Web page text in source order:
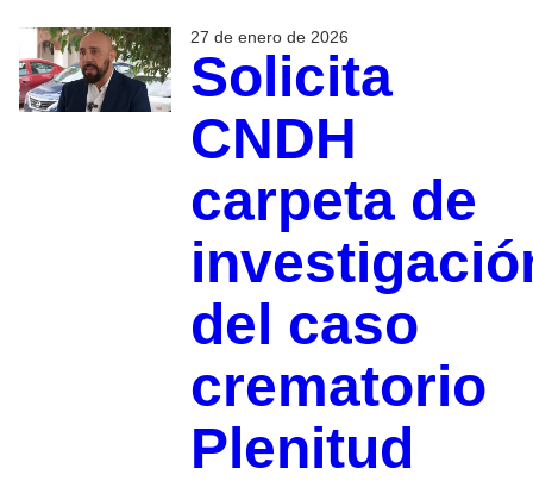
27 de enero de 2026
Solicita
CNDH
carpeta de
del caso
crematorio
Plenitud